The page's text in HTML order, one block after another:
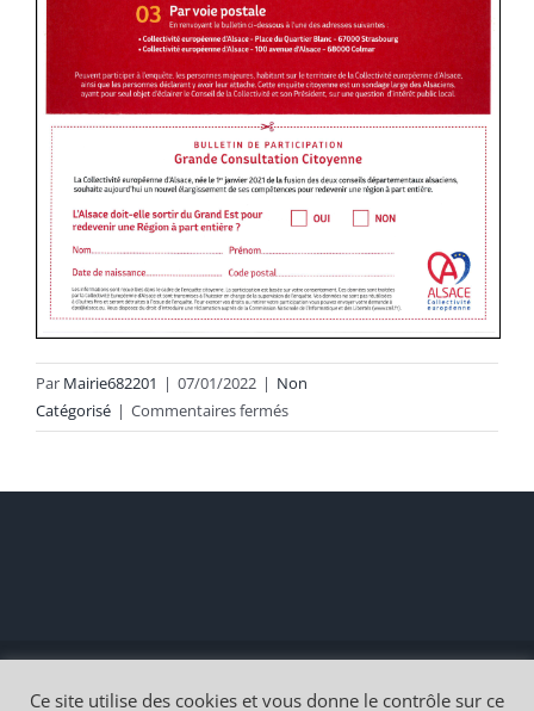
Par Mairie682201 | 07/01/2022 | Non
Catégorisé | Commentaires ferméssur
Collectivité
d’Alsace
Connexion| Tous droits réservés
Ce site utilise des cookies et vous donne le contrôle sur ce